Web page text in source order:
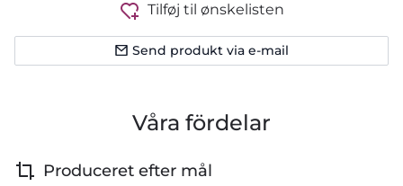
Tilføj til ønskelisten
Send produkt via e-mail
Våra fördelar
Produceret efter mål